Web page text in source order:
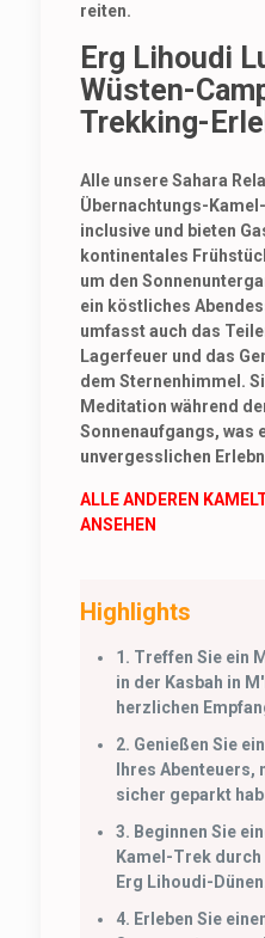
reiten.
Erg Lihoudi
Wüsten-
Trekking-
Alle unsere Sahara
Übernachtungs-
inclusive und bieten
kontinentales
um den
ein köstliches
umfasst auch das
Lagerfeuer und das
dem Sternenhimmel.
Meditation während
Sonnenaufgangs, was
unvergesslichen
ALLE ANDEREN
ANSEHEN
Highlights
1. Treffen Sie ein
in der Kasbah in
herzlichen
2. Genießen Sie
Ihres Abenteuers,
sicher geparkt
3. Beginnen Sie
Kamel-Trek
Erg Lihoudi-
4. Erleben Sie